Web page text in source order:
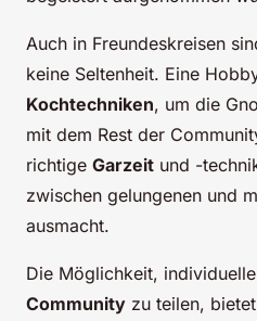
Auch in Freundeskreisen
keine Seltenheit. Eine
Kochtechniken, um die
mit dem Rest der
richtige Garzeit und -
zwischen gelungenen und
ausmacht.
Die Möglichkeit,
Community zu teilen,